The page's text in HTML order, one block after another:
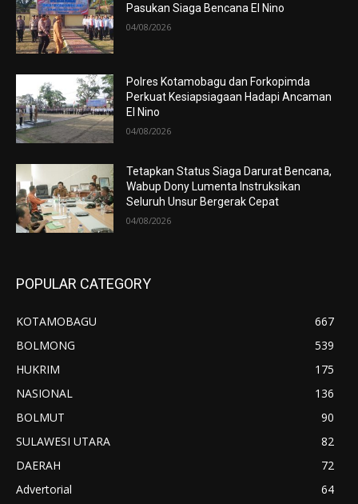
Pasukan Siaga Bencana El Nino
04/08/2026
Polres Kotamobagu dan Forkopimda
Perkuat Kesiapsiagaan Hadapi Ancaman
El Nino
04/08/2026
Tetapkan Status Siaga Darurat Bencana,
Wabup Dony Lumenta Instruksikan
Seluruh Unsur Bergerak Cepat
04/08/2026
POPULAR CATEGORY
KOTAMOBAGU
667
BOLMONG
539
HUKRIM
175
NASIONAL
136
BOLMUT
90
SULAWESI UTARA
82
DAERAH
72
Advertorial
64